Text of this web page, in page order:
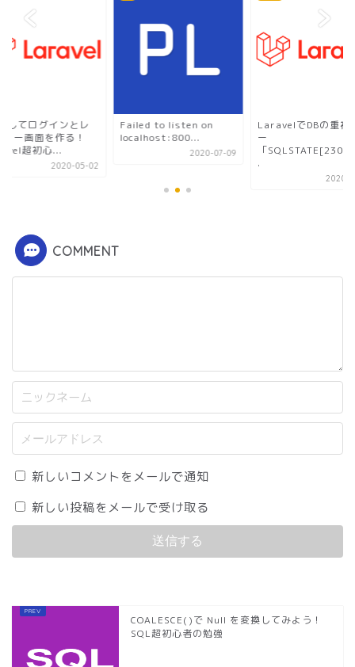
してログインとレ
ター画面を作る！
超初心...
2020-05-02
Failed to listen on
localhost:800...
2020-07-09
LaravelでDBの重複
ー
「
.
2020-
COMMENT
新しいコメントをメールで通知
新しい投稿をメールで受け取る
COALESCE()で Null を変換してみよう！
SQL超初心者の勉強